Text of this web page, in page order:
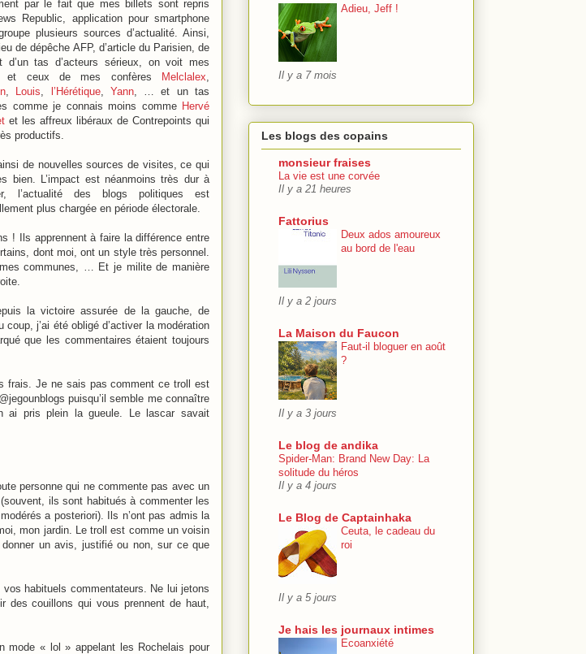
par le fait que mes billets sont repris
Republic, application pour smartphone
plusieurs sources d’actualité. Ainsi,
de dépêche AFP, d’article du Parisien, de
d’un tas d’acteurs sérieux, on voit mes
et ceux de mes confères Melclalex
Louis l’Hérétique, Yann, … et un tas
comme je connais moins comme Hervé
et les affreux libéraux de Contrepoints qui
productifs.
de nouvelles sources de visites, ce qui
bien. L’impact est néanmoins très dur à
l’actualité des blogs politiques est
plus chargée en période électorale.
! Ils apprennent à faire la différence entre
dont moi, ont un style très personnel.
communes, … Et je milite de manière
la victoire assurée de la gauche, de
j’ai été obligé d’activer la modération
que les commentaires étaient toujours
frais. Je ne sais pas comment ce troll est
puisqu’il semble me connaître
ai pris plein la gueule. Le lascar savait
personne qui ne commente pas avec un
ils sont habitués à commenter les
a posteriori). Ils n’ont pas admis la
mon jardin. Le troll est comme un voisin
un avis, justifié ou non, sur ce que
habituels commentateurs. Ne lui jetons
des couillons qui vous prennent de haut,
mode « lol » appelant les Rochelais pour
Adieu, Jeff !
Il y a 7 mois
Les blogs des copains
monsieur fraises
La vie est une corvée
Il y a 21 heures
Fattorius
Deux ados amoureux
au bord de l'eau
Il y a 2 jours
La Maison du Faucon
Faut-il bloguer en août
?
Il y a 3 jours
Le blog de andika
Spider-Man: Brand New Day: La
solitude du héros
Il y a 4 jours
Le Blog de Captainhaka
Ceuta, le cadeau du
roi
Il y a 5 jours
Je hais les journaux intimes
Ecoanxiété